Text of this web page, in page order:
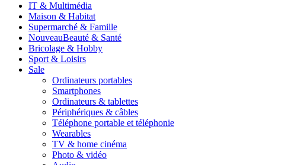
IT & Multimédia
Maison & Habitat
Supermarché & Famille
NouveauBeauté & Santé
Bricolage & Hobby
Sport & Loisirs
Sale
Ordinateurs portables
Smartphones
Ordinateurs & tablettes
Périphériques & câbles
Téléphone portable et téléphonie
Wearables
TV & home cinéma
Photo & vidéo